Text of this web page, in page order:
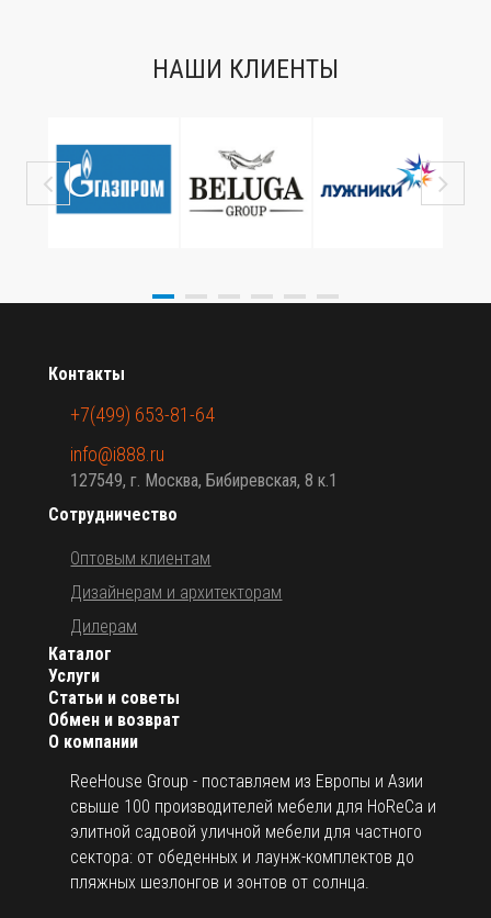
НАШИ КЛИЕНТЫ
О компании
ReeHouse Group - поставляем из Европы и Азии
свыше 100 производителей мебели для HoReCa и
элитной садовой уличной мебели для частного
сектора: от обеденных и лаунж-комплектов до
пляжных шезлонгов и зонтов от солнца.
Каталог
Услуги
Статьи и советы
Обмен и возврат
Сотрудничество
Оптовым клиентам
Дизайнерам и архитекторам
Дилерам
Контакты
+7(499) 653-81-64
info@i888.ru
127549, г. Москва, Бибиревская, 8 к.1